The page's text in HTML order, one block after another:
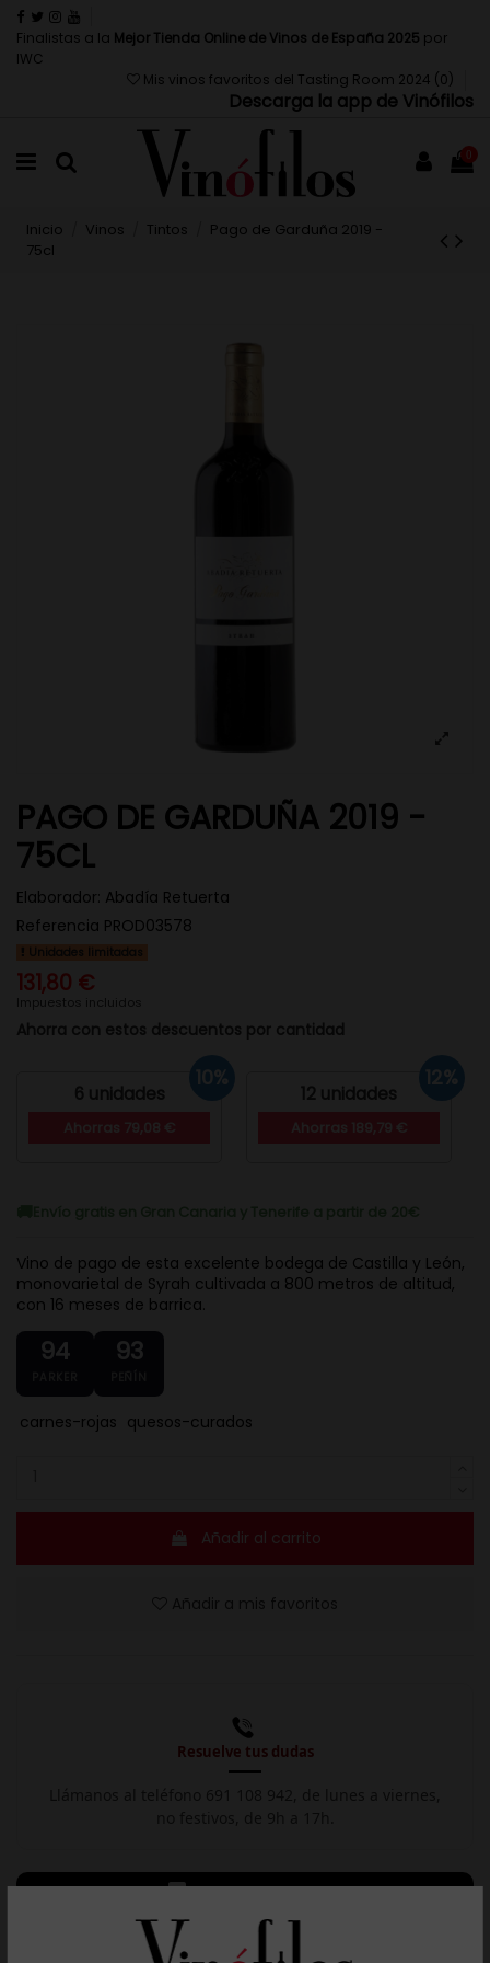
Finalistas a la Mejor Tienda Online de Vinos de España 2025 por
IWC
Mis vinos favoritos del Tasting Room 2024 (0 )
Descarga la app de Vinófilos
0
Inicio Vinos Tintos
Pago de Garduña 2019 -
75cl
PAGO DE GARDUÑA 2019 -
75CL
Elaborador: Abadía Retuerta
Referencia PROD03578
Unidades limitadas
131,80 €
Impuestos incluidos
Ahorra con estos descuentos por cantidad
6 unidades
10%
12 unidades
12%
Vino de pago de esta excelente bodega de Castilla y León,
monovarietal de Syrah cultivada a 800 metros de altitud,
con 16 meses de barrica.
94 93
carnes-rojas quesos-curados
Añadir al carrito
Resuelve tus dudas
